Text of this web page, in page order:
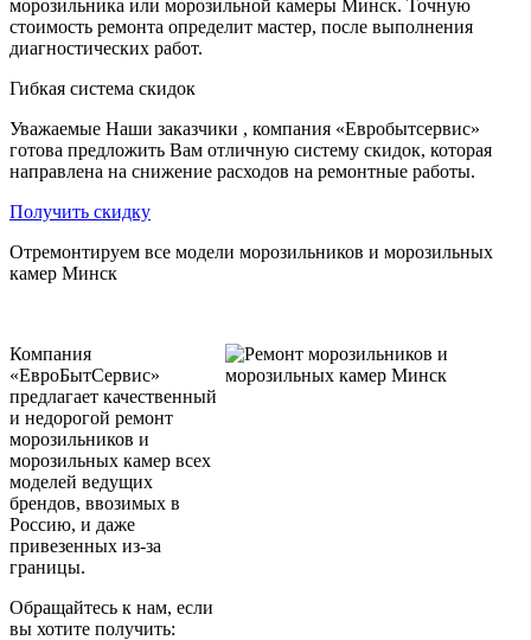
морозильника или морозильной камеры Минск. Точную
стоимость ремонта определит мастер, после выполнения
диагностических работ.
Гибкая система скидок
Уважаемые Наши заказчики , компания «Евробытсервис»
готова предложить Вам отличную систему скидок, которая
направлена на снижение расходов на ремонтные работы.
Получить скидку
Отремонтируем все модели морозильников и морозильных
камер Минск
Компания
«ЕвроБытСервис»
предлагает качественный
и недорогой ремонт
морозильников и
морозильных камер всех
моделей ведущих
брендов, ввозимых в
Россию, и даже
привезенных из-за
границы.
Обращайтесь к нам, если
вы хотите получить: